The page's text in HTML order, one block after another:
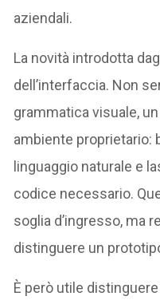
aziendali.
La novità introdotta
dell’interfaccia. Non
grammatica visuale,
ambiente proprietario:
linguaggio naturale e
codice necessario.
soglia d’ingresso, ma
distinguere un
È però utile